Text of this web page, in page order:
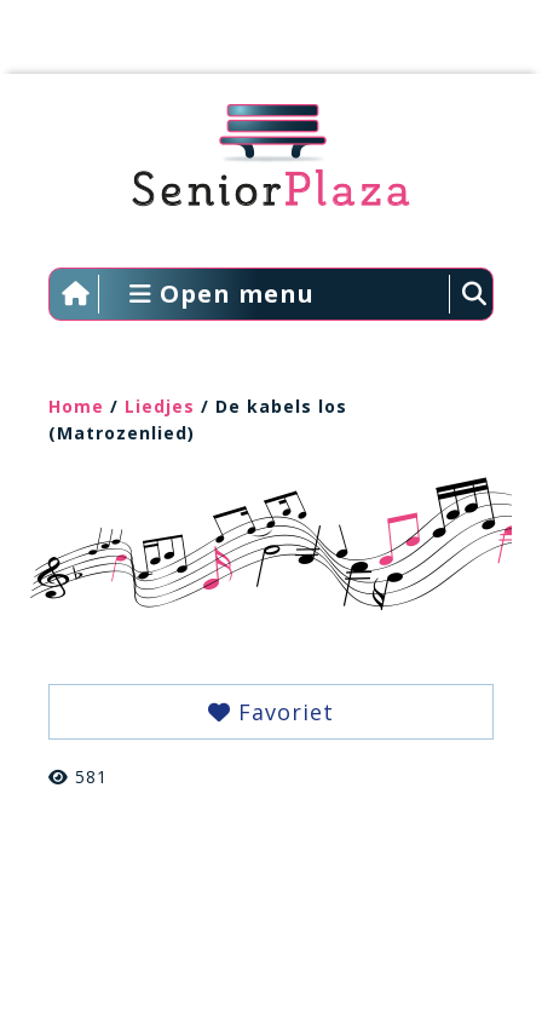
Open menu
Home / Liedjes / De kabels los
(Matrozenlied)
Favoriet
581